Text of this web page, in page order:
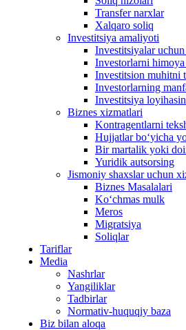
Transfer narxlar
Xalqaro soliq
Investitsiya amaliyoti
Investitsiyalar
Investorlarni
Investitsion muhitni
Investorlarning
Investitsiya
Biznes xizmatlari
Kontragentlarni
Hujjatlar bo‘yicha
Bir martalik yoki
Yuridik autsorsing
Jismoniy shaxslar uchun
Biznes Masalalari
Ko‘chmas mulk
Meros
Migratsiya
Soliqlar
Tariflar
Media
Nashrlar
Yangiliklar
Tadbirlar
Normativ-huquqiy baza
Biz bilan aloqa